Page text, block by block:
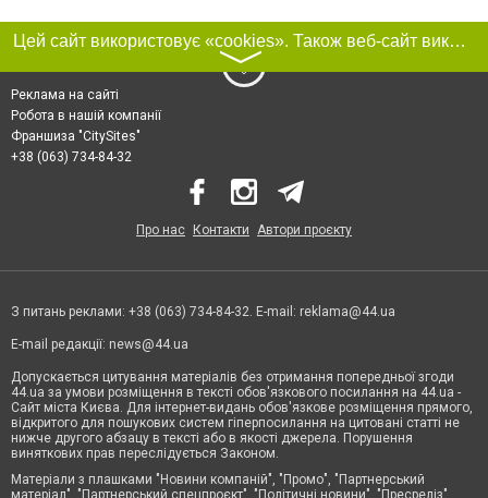
Цей сайт використовує «cookies». Також веб-сайт використовує інтернет-сервіс для збору технічних даних стосовно відвідувачів з метою отримання маркетингової та статистичної інформації. Умови обробки даних відвідувачів сайту див.
〉
Реклама на сайті
Робота в нашій компанії
Франшиза "CitySites"
+38 (063) 734-84-32
Про нас Контакти Автори проєкту
З питань реклами: +38 (063) 734-84-32. E-mail: reklama@44.ua
E-mail редакції: news@44.ua
Допускається цитування матеріалів без отримання попередньої згоди
44.ua за умови розміщення в тексті обов'язкового посилання на 44.ua -
Сайт міста Києва. Для інтернет-видань обов'язкове розміщення прямого,
відкритого для пошукових систем гіперпосилання на цитовані статті не
нижче другого абзацу в тексті або в якості джерела. Порушення
виняткових прав переслідується Законом.
Матеріали з плашками "Новини компаній", "Промо", "Партнерський
матеріал", "Партнерський спецпроєкт", "Політичні новини", "Пресреліз",